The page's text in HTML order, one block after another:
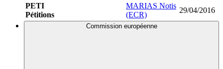
PETI
Pétitions
MARIAS Notis
(ECR)
29/04/2016
Commission européenne